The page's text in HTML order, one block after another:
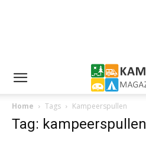
Home Tags Kampeerspullen
Tag: kampeerspullen